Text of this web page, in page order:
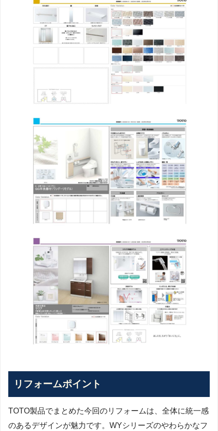
リフォームポイント
TOTO製品でまとめた今回のリフォームは、全体に統一感
のあるデザインが魅力です。WYシリーズのやわらかなフ